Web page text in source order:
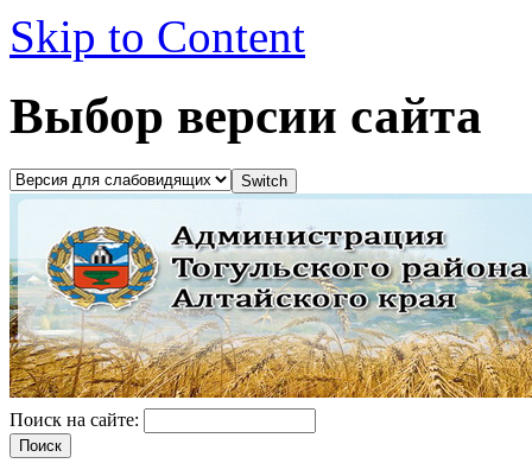
Skip to Content
Выбор версии сайта
Поиск на сайте: